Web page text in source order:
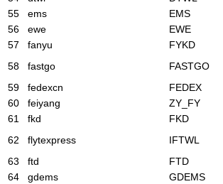
55
ems EMS
56
ewe EWE
57
fanyu FYKD
58
fastgo FASTGO
59
fedexcn FEDEX
60
feiyang ZY_FY
61
fkd FKD
62
flytexpress IFTWL
63
ftd FTD
64
gdems GDEMS